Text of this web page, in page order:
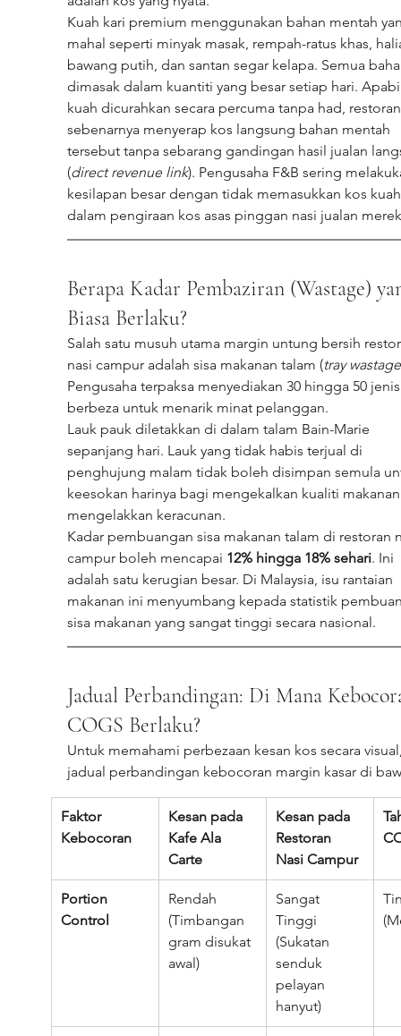
Kuah kari premium menggunakan bahan mentah
mahal seperti minyak masak, rempah-ratus khas,
bawang putih, dan santan segar kelapa. Semua
dimasak dalam kuantiti yang besar setiap hari.
kuah dicurahkan secara percuma tanpa had,
sebenarnya menyerap kos langsung bahan mentah
tersebut tanpa sebarang gandingan hasil jualan
(direct revenue link). Pengusaha F&B sering
kesilapan besar dengan tidak memasukkan kos
dalam pengiraan kos asas pinggan nasi jualan
Berapa Kadar Pembaziran (Wastage)
Biasa Berlaku?
Salah satu musuh utama margin untung bersih
nasi campur adalah sisa makanan talam (tray wastage
Pengusaha terpaksa menyediakan 30 hingga 50
berbeza untuk menarik minat pelanggan.
Lauk pauk diletakkan di dalam talam Bain-Marie
sepanjang hari. Lauk yang tidak habis terjual di
penghujung malam tidak boleh disimpan semula
keesokan harinya bagi mengekalkan kualiti
mengelakkan keracunan.
Kadar pembuangan sisa makanan talam di restoran
campur boleh mencapai 12% hingga 18% sehari. Ini
adalah satu kerugian besar. Di Malaysia, isu rantaian
makanan ini menyumbang kepada statistik
sisa makanan yang sangat tinggi secara nasional.
Jadual Perbandingan: Di Mana
COGS Berlaku?
Untuk memahami perbezaan kesan kos secara
jadual perbandingan kebocoran margin kasar di
Faktor
Kebocoran
Kesan pada
Kafe Ala
Carte
Kesan pada
Restoran
Nasi Campur
Portion
Control
Rendah
(Timbangan
gram disukat
awal)
Sangat
Tinggi
(Sukatan
senduk
pelayan
hanyut)